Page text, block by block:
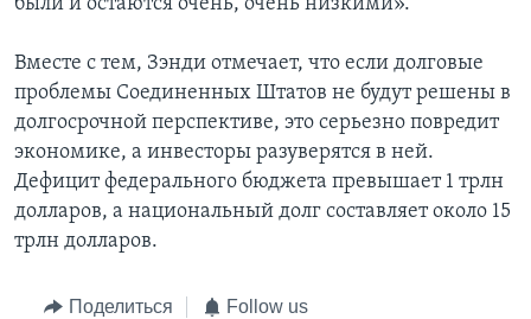
были и остаются очень, очень низкими».
Вместе с тем, Зэнди отмечает, что если долговые
проблемы Соединенных Штатов не будут решены в
долгосрочной перспективе, это серьезно повредит
экономике, а инвесторы разуверятся в ней.
Дефицит федерального бюджета превышает 1 трлн
долларов, а национальный долг составляет около 15
трлн долларов.
Поделиться Follow us